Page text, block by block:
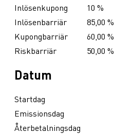
Inlösenkupong
10 %
Inlösenbarriär
85,00 %
Kupongbarriär
60,00 %
Riskbarriär
50,00 %
Datum
Startdag
Emissionsdag
Återbetalningsdag